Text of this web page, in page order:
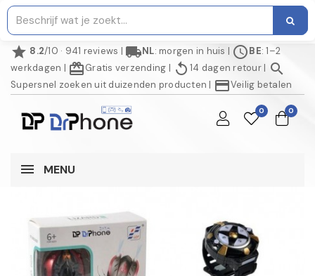
star 8.2/10 · 941 reviews | local_shippingNL: morgen in huis | scheduleBE: 1–2
werkdagen | redeemGratis verzending | replay 14 dagen retour| search
Supersnel zoeken uit duizenden producten | credit_cardVeilig betalen
0 0
MENU